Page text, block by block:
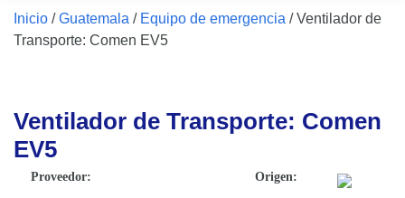
Inicio /Guatemala / Equipo de emergencia /Ventilador de
Transporte: Comen EV5
Ventilador de Transporte: Comen
EV5
Proveedor: Origen: